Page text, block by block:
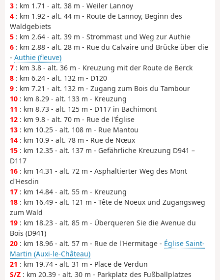
3 : km 1.71 - alt. 38 m - Weiler Lannoy
4 : km 1.92 - alt. 44 m - Route de Lannoy, Beginn des
Waldgebiets
5 : km 2.64 - alt. 39 m - Strommast und Weg zur Authie
6 : km 2.88 - alt. 28 m - Rue du Calvaire und Brücke über die
- Authie (fleuve)
7 : km 3.8 - alt. 36 m - Kreuzung mit der Route de Berck
8 : km 6.24 - alt. 132 m - D120
9 : km 7.21 - alt. 132 m - Zugang zum Bois du Tambour
10 : km 8.29 - alt. 133 m - Kreuzung
11 : km 8.73 - alt. 125 m - D117 in Bachimont
12 : km 9.8 - alt. 70 m - Rue de l'Église
13 : km 10.25 - alt. 108 m - Rue Mantou
14 : km 10.9 - alt. 78 m - Rue de Nœux
15 : km 12.35 - alt. 137 m - Gefährliche Kreuzung D941 –
D117
16 : km 14.31 - alt. 72 m - Asphaltierter Weg des Mont
d'Hesdin
17 : km 14.84 - alt. 55 m - Kreuzung
18 : km 16.49 - alt. 121 m - Tête de Noeux und Zugangsweg
zum Wald
19 : km 18.23 - alt. 85 m - Überqueren Sie die Avenue du
Bois (D941)
20 : km 18.96 - alt. 57 m - Rue de l'Hermitage - Église Saint-
Martin (Auxi-le-Château)
21 : km 19.74 - alt. 31 m - Place de Verdun
S/Z : km 20.39 - alt. 30 m - Parkplatz des Fußballplatzes